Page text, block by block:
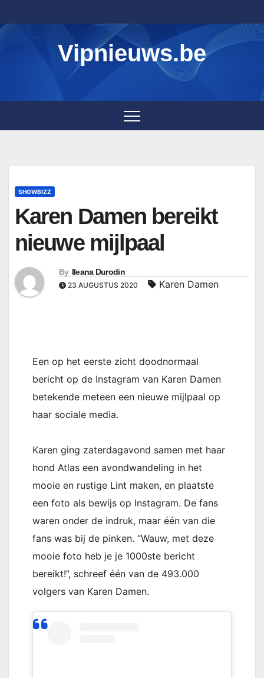
to
content
Vipnieuws.be
SHOWBIZZ
Karen Damen bereikt
nieuwe mijlpaal
By Ileana Durodin
23 AUGUSTUS 2020 Karen Damen
Een op het eerste zicht doodnormaal
bericht op de Instagram van Karen Damen
betekende meteen een nieuwe mijlpaal op
haar sociale media.
Karen ging zaterdagavond samen met haar
hond Atlas een avondwandeling in het
mooie en rustige Lint maken, en plaatste
een foto als bewijs op Instagram. De fans
waren onder de indruk, maar één van die
fans was bij de pinken. “Wauw, met deze
mooie foto heb je je 1000ste bericht
bereikt!”, schreef één van de 493.000
volgers van Karen Damen.